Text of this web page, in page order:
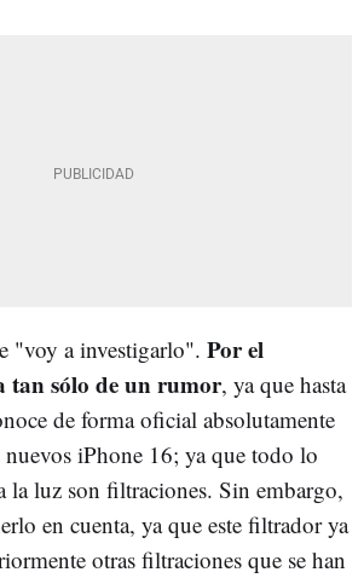
"voy a investigarlo". Por el
tan sólo de un rumor, ya que hasta
de forma oficial absolutamente
nuevos iPhone 16; ya que todo lo
la luz son filtraciones. Sin embargo,
en cuenta, ya que este filtrador ya
otras filtraciones que se han